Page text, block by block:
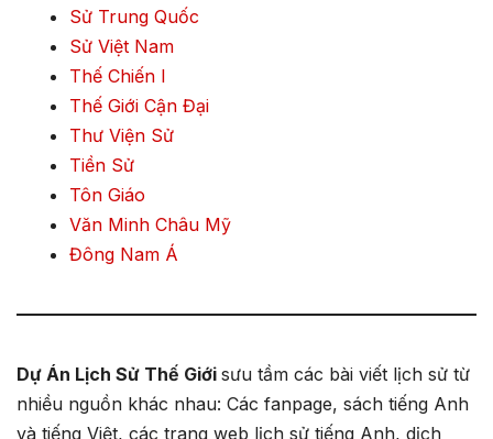
Sử Trung Quốc
Sử Việt Nam
Thế Chiến I
Thế Giới Cận Đại
Thư Viện Sử
Tiền Sử
Tôn Giáo
Văn Minh Châu Mỹ
Đông Nam Á
Dự Án Lịch Sử Thế Giới sưu tầm các bài viết lịch sử từ
nhiều nguồn khác nhau: Các fanpage, sách tiếng Anh
và tiếng Việt, các trang web lịch sử tiếng Anh, dịch